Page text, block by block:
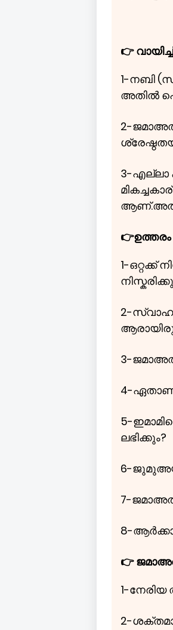
👉
1-നബി
അതിൽ
2-
3-എല്ലാ
1-
2-
3-
4-ഏതാണ്
5-
ലഭിക്കും?
6-
7-
8-
👉
1-
2-